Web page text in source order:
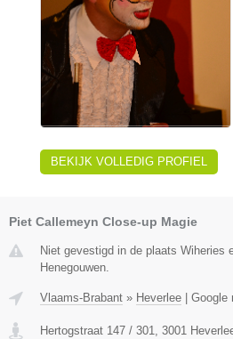
BEKIJK VOLLEDIG PROFIEL
Piet Callemeyn Close-up Magie
Niet gevestigd in de plaats Wiheries
Henegouwen.
Vlaams-Brabant » Heverlee Google
Hertogstraat 147 / 301, 3001